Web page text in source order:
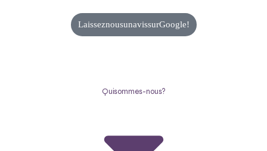
Laissez nous un avis sur Google !
Qui sommes-nous ?